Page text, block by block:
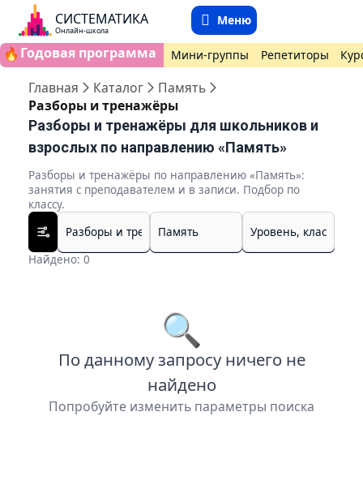
СИСТЕМАТИКА
Онлайн-школа
Меню
🔥 Годовая программа Мини-группы Репетиторы
Главная Каталог
Память
Разборы и тренажёры
Разборы и тренажёры для школьников и
взрослых по направлению «Память»
Разборы и тренажёры по направлению «Память»:
занятия с преподавателем и в записи. Подбор по
классу.
Найдено: 0
🔍
По данному запросу ничего не
найдено
Попробуйте изменить параметры поиска